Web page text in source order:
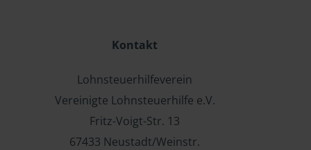
Kontakt
Lohnsteuerhilfeverein
Vereinigte Lohnsteuerhilfe e.V.
Fritz-Voigt-Str. 13
67433 Neustadt/Weinstr.